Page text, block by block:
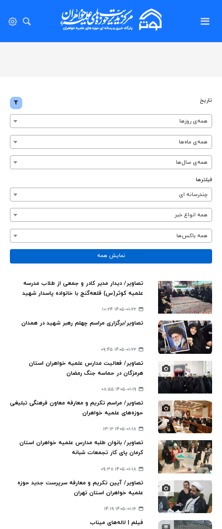
تصاویر/ دیدار مدیر کادر و جمعی از طلاب مدرسه
علمیه کوثر(س) قلعه‌گنج با خانواده پاسدار شهید
۱۴۰۵-۰۱-۲۲ ۱۰:۲۴
تصاویر/برگزاری مراسم چهلم رهبر شهید در همدان
۱۴۰۵-۰۱-۲۲ ۰۹:۴۵
تصاویر/ فعالیت مدارس علمیه خواهران استان
هرمزگان در حماسه جنگ رمضان
۱۴۰۵-۰۱-۱۹ ۰۸:۵۵
تصاویر/ مراسم تکریم و معارفه معاون فرهنگی تبلیغی
حوزه‌های علمیه خواهران
۱۴۰۵-۰۱-۱۸ ۱۳:۱۲
تصاویر/ بانوان طلبه مدارس علمیه خواهران استان
کرمان پای کار تجمعات شبانه
۱۴۰۵-۰۱-۱۸ ۰۹:۳۸
تصاویر/ آیین تکریم و معارفه سرپرست جدید حوزه
علمیه خواهران استان تهران
۱۴۰۵-۰۱-۱۶ ۱۴:۱۹
فیلم | لاله‌های میناب
تاریخ
همه‌ی روزها
همه‌ی ماه‌ها
همه‌ی سال‌ها
فیلترها
چندرسانه ای
همه انواع خبر
همه باکس‌ها
نمایش همه